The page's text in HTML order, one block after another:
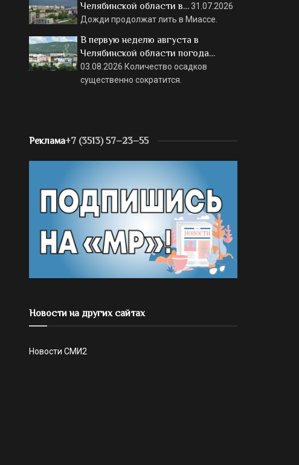
Челябинской области в…31.07.2026
Дожди продолжат лить в Миассе.
В первую неделю августа в
Челябинской области погода…
03.08.2026 Количество осадков
существенно сократится.
Реклама+7 (3513) 57–23–55
Новости на других сайтах
Новости СМИ2